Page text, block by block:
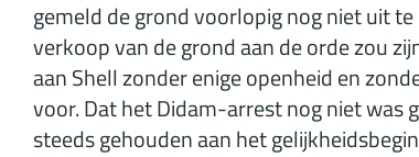
gemeld de grond voorlopig nog niet uit
verkoop van de grond aan de orde zou
aan Shell zonder enige openheid en
voor. Dat het Didam-arrest nog niet was
steeds gehouden aan het